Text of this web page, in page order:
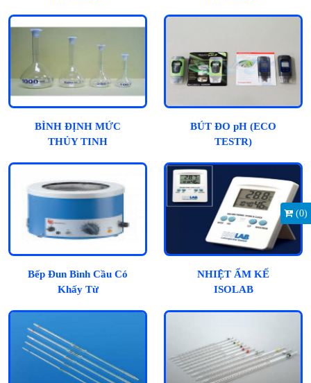
(0)
BÌNH ĐỊNH MỨC
THỦY TINH
BÚT ĐO pH (ECO
TESTR)
Bếp Đun Bình Cầu Có
Khấy Từ
NHIỆT ẨM KẾ
ISOLAB